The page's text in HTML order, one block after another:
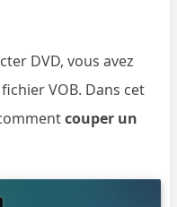
DVD, vous avez
VOB. Dans cet
couper un